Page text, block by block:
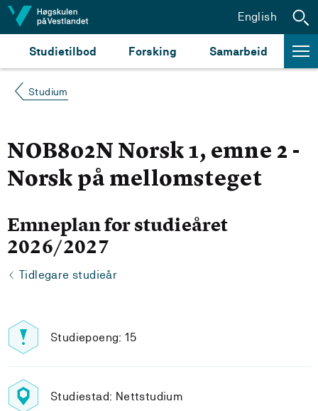
Hopp til innhald
Studietilbod Forsking Samarbeid
English
Studium
NOB802N Norsk 1, emne 2 -
Norsk på mellomsteget
Emneplan for studieåret
2026/2027
Tidlegare studieår
Studiepoeng: 15
Studiestad: Nettstudium